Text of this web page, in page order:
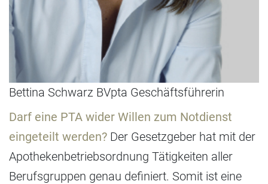
Bettina Schwarz BVpta Geschäftsführerin
Darf eine PTA wider Willen zum Notdienst
eingeteilt werden? Der Gesetzgeber hat mit der
Apothekenbetriebsordnung Tätigkeiten aller
Berufsgruppen genau definiert. Somit ist eine